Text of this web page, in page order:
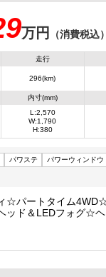
万円 （消費税込）
走行
296(km)
内寸(mm)
L:2,570
W:1,790
H:380
パワステ パワーウィンドウ
☆パートタイム
ッド＆LEDフォグ☆